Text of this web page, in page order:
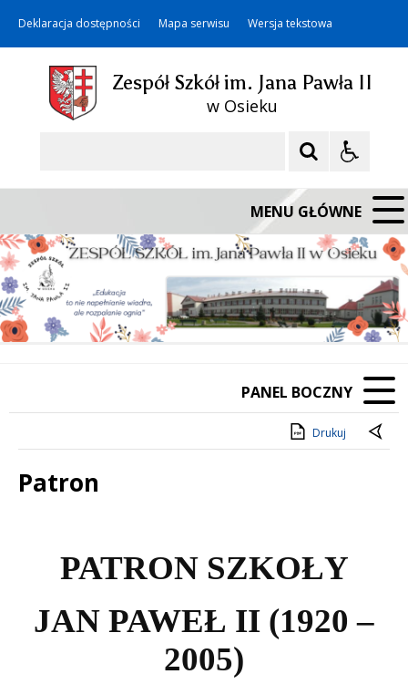
Deklaracja dostępności Mapa serwisu Wersja tekstowa
Zespół Szkół im. Jana Pawła II
w Osieku
MENU GŁÓWNE
PANEL BOCZNY
Drukuj
Patron
PATRON SZKOŁY
JAN PAWEŁ II (1920 –
2005)